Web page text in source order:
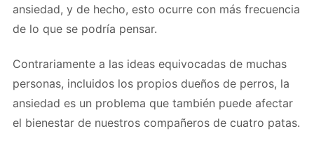
ansiedad, y de hecho, esto ocurre con más frecuencia
de lo que se podría pensar.
Contrariamente a las ideas equivocadas de muchas
personas, incluidos los propios dueños de perros, la
ansiedad es un problema que también puede afectar
el bienestar de nuestros compañeros de cuatro patas.